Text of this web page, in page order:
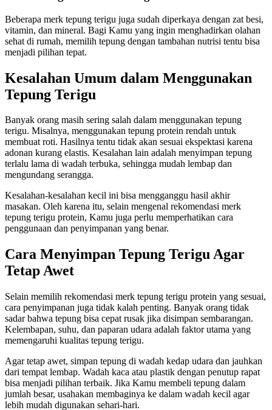
Beberapa merk tepung terigu juga sudah diperkaya dengan zat besi,
vitamin, dan mineral. Bagi Kamu yang ingin menghadirkan olahan
sehat di rumah, memilih tepung dengan tambahan nutrisi tentu bisa
menjadi pilihan tepat.
Kesalahan Umum dalam Menggunakan
Tepung Terigu
Banyak orang masih sering salah dalam menggunakan tepung
terigu. Misalnya, menggunakan tepung protein rendah untuk
membuat roti. Hasilnya tentu tidak akan sesuai ekspektasi karena
adonan kurang elastis. Kesalahan lain adalah menyimpan tepung
terlalu lama di wadah terbuka, sehingga mudah lembap dan
mengundang serangga.
Kesalahan-kesalahan kecil ini bisa mengganggu hasil akhir
masakan. Oleh karena itu, selain mengenal rekomendasi merk
tepung terigu protein, Kamu juga perlu memperhatikan cara
penggunaan dan penyimpanan yang benar.
Cara Menyimpan Tepung Terigu Agar
Tetap Awet
Selain memilih rekomendasi merk tepung terigu protein yang sesuai,
cara penyimpanan juga tidak kalah penting. Banyak orang tidak
sadar bahwa tepung bisa cepat rusak jika disimpan sembarangan.
Kelembapan, suhu, dan paparan udara adalah faktor utama yang
memengaruhi kualitas tepung terigu.
Agar tetap awet, simpan tepung di wadah kedap udara dan jauhkan
dari tempat lembap. Wadah kaca atau plastik dengan penutup rapat
bisa menjadi pilihan terbaik. Jika Kamu membeli tepung dalam
jumlah besar, usahakan membaginya ke dalam wadah kecil agar
lebih mudah digunakan sehari-hari.